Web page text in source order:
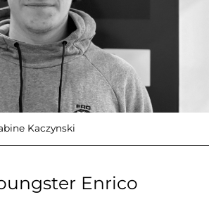
Kaczynski
Enrico